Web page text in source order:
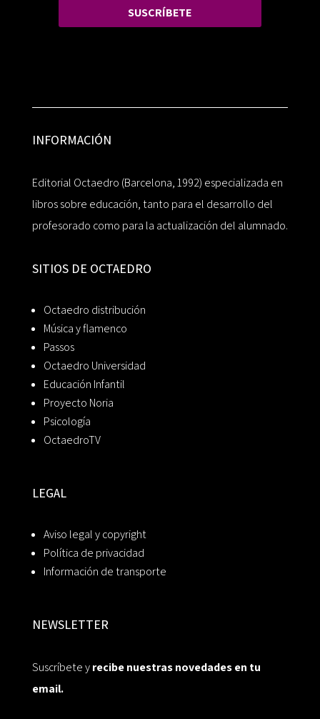
SUSCRÍBETE
INFORMACIÓN
Editorial Octaedro (Barcelona, 1992) especializada en
libros sobre educación, tanto para el desarrollo del
profesorado como para la actualización del alumnado.
SITIOS DE OCTAEDRO
Octaedro distribución
Música y flamenco
Passos
Octaedro Universidad
Educación Infantil
Proyecto Noria
Psicología
OctaedroTV
LEGAL
Aviso legal y copyright
Política de privacidad
Información de transporte
NEWSLETTER
Suscríbete yrecibe nuestras novedades en tu
email.